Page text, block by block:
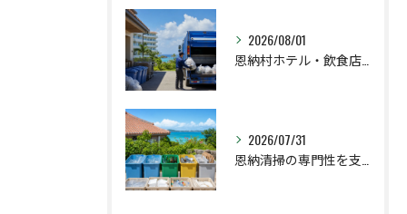
2026/08/01
2026/07/31